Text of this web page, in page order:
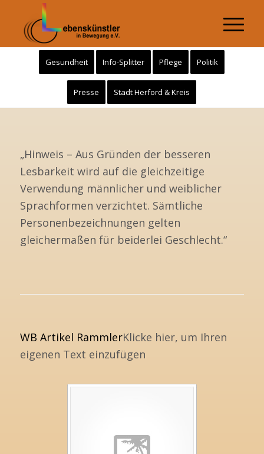
Gesundheit Info-Splitter Pflege Politik
Presse Stadt Herford & Kreis
„Hinweis – Aus Gründen der besseren
Lesbarkeit wird auf die gleichzeitige
Verwendung männlicher und weiblicher
Sprachformen verzichtet. Sämtliche
Personenbezeichnungen gelten
gleichermaßen für beiderlei Geschlecht.“
WB Artikel RammlerKlicke hier, um Ihren
eigenen Text einzufügen